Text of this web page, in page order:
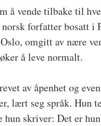
å vende tilbake til
forfatter bosatt i
omgitt av nære
å leve normalt.
av åpenhet og
lært seg språk. Hun
hun skriver: Det er